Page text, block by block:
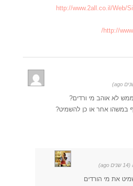
http://www.2all.co.il/Web/
http://
לא אוהב מי ורדים?
במשהו אחר או כן להשמיט?
את מי הורדים